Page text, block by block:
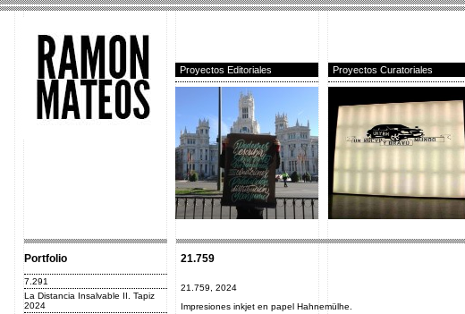
Proyectos Editoriales Proyectos Curatoriales
Portfolio
7.291
La Distancia Insalvable II. Tapiz
2024
21.759
21.759, 2024
Impresiones inkjet en papel Hahnemülhe.